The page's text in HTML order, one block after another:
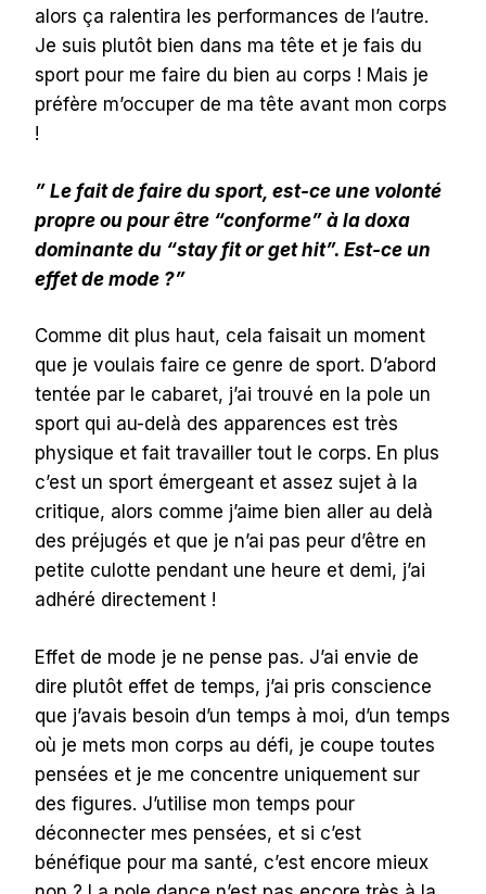
alors ça ralentira les performances de l’autre.
Je suis plutôt bien dans ma tête et je fais du
sport pour me faire du bien au corps ! Mais je
préfère m’occuper de ma tête avant mon corps
!
” Le fait de faire du sport, est-ce une volonté
propre ou pour être “conforme” à la doxa
dominante du “stay fit or get hit”. Est-ce un
effet de mode ?”
Comme dit plus haut, cela faisait un moment
que je voulais faire ce genre de sport. D’abord
tentée par le cabaret, j’ai trouvé en la pole un
sport qui au-delà des apparences est très
physique et fait travailler tout le corps. En plus
c’est un sport émergeant et assez sujet à la
critique, alors comme j’aime bien aller au delà
des préjugés et que je n’ai pas peur d’être en
petite culotte pendant une heure et demi, j’ai
adhéré directement !
Effet de mode je ne pense pas. J’ai envie de
dire plutôt effet de temps, j’ai pris conscience
que j’avais besoin d’un temps à moi, d’un temps
où je mets mon corps au défi, je coupe toutes
pensées et je me concentre uniquement sur
des figures. J’utilise mon temps pour
déconnecter mes pensées, et si c’est
bénéfique pour ma santé, c’est encore mieux